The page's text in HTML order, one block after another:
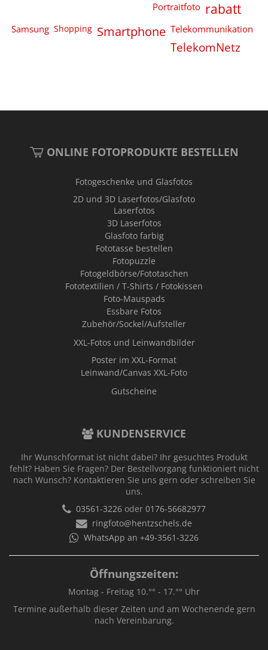
Portraitfoto rabatt
Samsung Shopping Smartphone Telekommunikation
TelekomNetz
ONLINE FOTOPRODUKTE BESTELLEN
Fotogeschenke und Glasfotos
2D und 3D Laserfotos/Glasfoto
Laserfotos
3D Laserfotos
Glasfoto farbig
Fototasse bestellen
Fotopuzzle
Fotogeldbörse/Fototaschen
Fototextilien / T-Shirts / Fotokissen
Foto-Mauspads
Essbare Fotos
Zubehör/Sockel/Aufsteller
XXL-Fotos und Leinwandbilder
Poster im XXL-Format
Leinwand/Canvas XXL-Foto
Gutscheine
KUNDENSERVICE
Ihr Wunschformat ist nicht dabei? Ihr gesuchtes Produkt
fehlt? Haben Sie Fragen? Der Bestellvorgang funktioniert nicht
nach Wunsch? Kontaktieren Sie uns gern oder schreiben Sie
uns.
03561-3226 oder 0176-56682977
ringfoto@hentzschels.de
WhatsApp an +49-3561-3226
Öffnungszeiten:
Montag - Freitag 10.°° - 17.°° Uhr
Termine außerhalb dieser Zeiten und am Wochenende gern
nach Vereinbarung.